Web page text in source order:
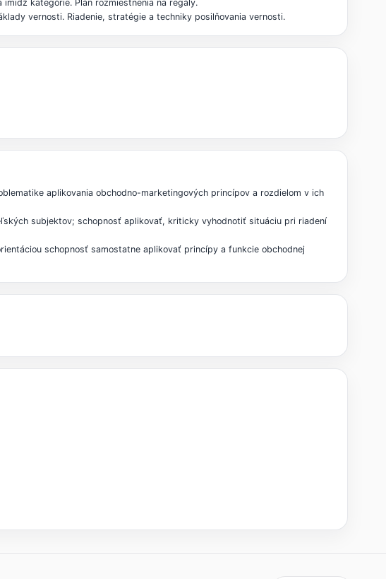
kategórie. Plán rozmiestnenia na regály.
vernosti. Riadenie, stratégie a techniky posilňovania vernosti.
aplikovania obchodno-marketingových princípov a rozdielom v ich
subjektov; schopnosť aplikovať, kriticky vyhodnotiť situáciu pri riadení
schopnosť samostatne aplikovať princípy a funkcie obchodnej